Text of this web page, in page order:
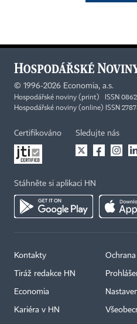
© 1996-2026 Economia, a.s.
Hospodářské noviny (print) ISSN
Hospodářské noviny (online) ISSN
Certifikováno Sledujte nás
Stáhněte si aplikaci HN
Kontakty
Tiráž redakce HN
Economia
Kariéra v HN